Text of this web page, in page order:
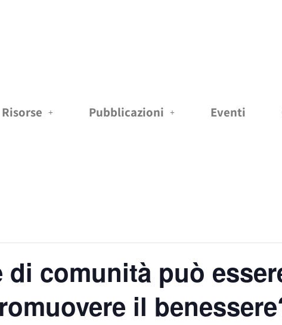
Risorse Pubblicazioni Eventi
comunità può
il